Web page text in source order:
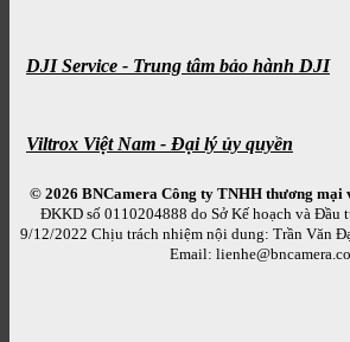
DJI Service - Trung tâm bảo hành DJI
Viltrox Việt Nam - Đại lý ủy quyền
© 2026 BNCamera Công ty TNHH thương mại
ĐKKD số 0110204888 do Sở Kế hoạch và Đầu
9/12/2022 Chịu trách nhiệm nội dung: Trần Văn
Email: